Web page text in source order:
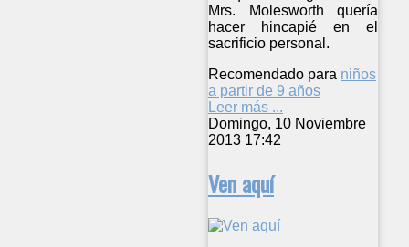
Mrs. Molesworth quería
hacer hincapié en el
sacrificio personal.
Recomendado para niños
a partir de 9 años
Leer más ...
Domingo, 10 Noviembre
2013 17:42
Ven aquí